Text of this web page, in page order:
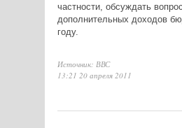
частности, обсуждать
дополнительных доходов
году.
Источник: ВВС
13:21 20 апреля 2011